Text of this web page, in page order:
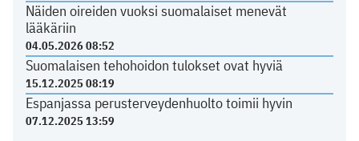
Näiden oireiden vuoksi suomalaiset menevät
lääkäriin
04.05.2026 08:52
Suomalaisen tehohoidon tulokset ovat hyviä
15.12.2025 08:19
Espanjassa perusterveydenhuolto toimii hyvin
07.12.2025 13:59